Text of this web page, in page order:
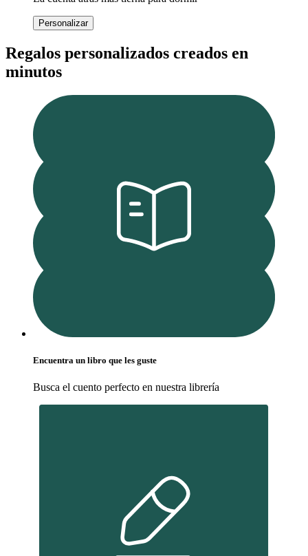
Personalizar
Regalos personalizados creados en
minutos
Encuentra un libro que les guste
Busca el cuento perfecto en nuestra librería